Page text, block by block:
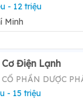
- 12 triệu
Minh
Điện Lạnh
PHẦN DƯỢC
- 15 triệu